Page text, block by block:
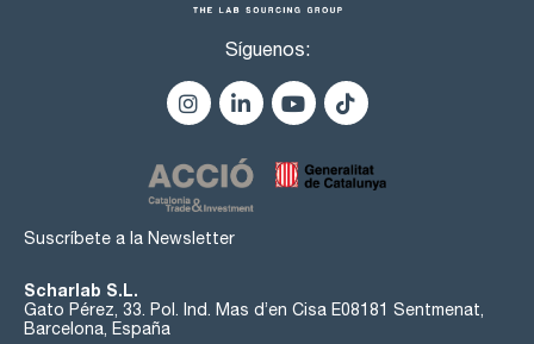
Síguenos:
Suscríbete a la Newsletter
Scharlab S.L.
Gato Pérez, 33. Pol. Ind. Mas d’en Cisa E08181 Sentmenat,
Barcelona, España